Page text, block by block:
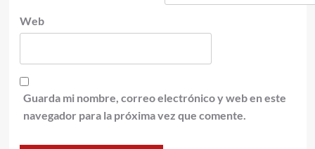
Web
Guarda mi nombre, correo electrónico y web en este
navegador para la próxima vez que comente.